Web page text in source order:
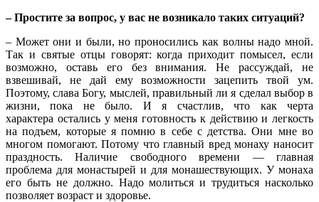
– Простите за вопрос, у вас не возникало таких ситуаций?
– Может они и были, но проносились как волны надо мной.
Так и святые отцы говорят: когда приходит помысел, если
возможно, оставь его без внимания. Не рассуждай, не
взвешивай, не дай ему возможности зацепить твой ум.
Поэтому, слава Богу, мыслей, правильный ли я сделал выбор в
жизни, пока не было. И я счастлив, что как черта
характера остались у меня готовность к действию и легкость
на подъем, которые я помню в себе с детства. Они мне во
многом помогают. Потому что главный вред монаху наносит
праздность. Наличие свободного времени — главная
проблема для монастырей и для монашествующих. У монаха
его быть не должно. Надо молиться и трудиться насколько
позволяет возраст и здоровье.